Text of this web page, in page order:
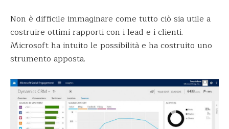
Non è difficile immaginare come tutto ciò sia utile a
costruire ottimi rapporti con i lead e i clienti.
Microsoft ha intuito le possibilità e ha costruito uno
strumento apposta.